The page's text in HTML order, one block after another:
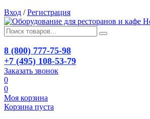
Вход / Регистрация
8 (800) 777-75-98
+7 (495) 108-53-79
Заказать звонок
0
0
Моя корзина
Корзина пуста